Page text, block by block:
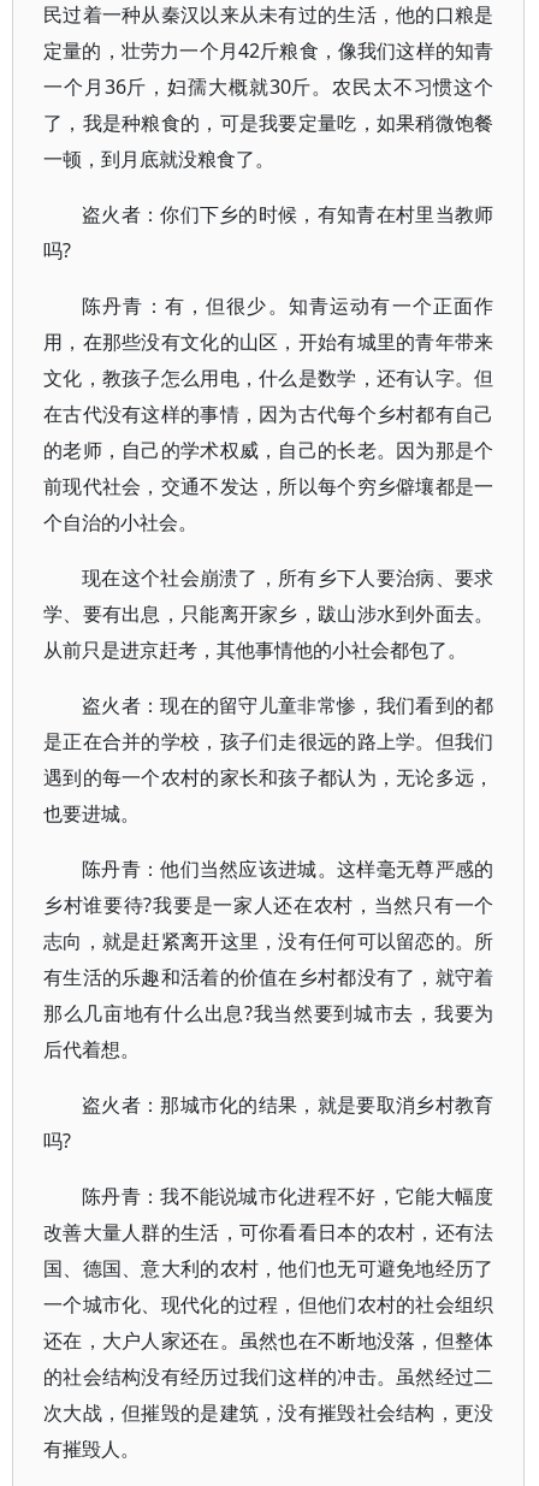
民过着一种从秦汉以来从未有过的生活，他的口粮是
定量的，壮劳力一个月42斤粮食，像我们这样的知青
一个月36斤，妇孺大概就30斤。农民太不习惯这个
了，我是种粮食的，可是我要定量吃，如果稍微饱餐
一顿，到月底就没粮食了。
盗火者：你们下乡的时候，有知青在村里当教师
吗?
陈丹青：有，但很少。知青运动有一个正面作
用，在那些没有文化的山区，开始有城里的青年带来
文化，教孩子怎么用电，什么是数学，还有认字。但
在古代没有这样的事情，因为古代每个乡村都有自己
的老师，自己的学术权威，自己的长老。因为那是个
前现代社会，交通不发达，所以每个穷乡僻壤都是一
个自治的小社会。
现在这个社会崩溃了，所有乡下人要治病、要求
学、要有出息，只能离开家乡，跋山涉水到外面去。
从前只是进京赶考，其他事情他的小社会都包了。
盗火者：现在的留守儿童非常惨，我们看到的都
是正在合并的学校，孩子们走很远的路上学。但我们
遇到的每一个农村的家长和孩子都认为，无论多远，
也要进城。
陈丹青：他们当然应该进城。这样毫无尊严感的
乡村谁要待?我要是一家人还在农村，当然只有一个
志向，就是赶紧离开这里，没有任何可以留恋的。所
有生活的乐趣和活着的价值在乡村都没有了，就守着
那么几亩地有什么出息?我当然要到城市去，我要为
后代着想。
盗火者：那城市化的结果，就是要取消乡村教育
吗?
陈丹青：我不能说城市化进程不好，它能大幅度
改善大量人群的生活，可你看看日本的农村，还有法
国、德国、意大利的农村，他们也无可避免地经历了
一个城市化、现代化的过程，但他们农村的社会组织
还在，大户人家还在。虽然也在不断地没落，但整体
的社会结构没有经历过我们这样的冲击。虽然经过二
次大战，但摧毁的是建筑，没有摧毁社会结构，更没
有摧毁人。